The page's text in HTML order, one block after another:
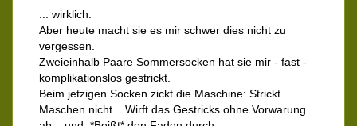
... wirklich.
Aber heute macht sie es mir schwer dies nicht zu
vergessen.
Zweieinhalb Paare Sommersocken hat sie mir - fast -
komplikationslos gestrickt.
Beim jetzigen Socken zickt die Maschine: Strickt
Maschen nicht... Wirft das Gestricks ohne Vorwarung